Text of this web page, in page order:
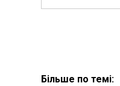
Більше по темі: